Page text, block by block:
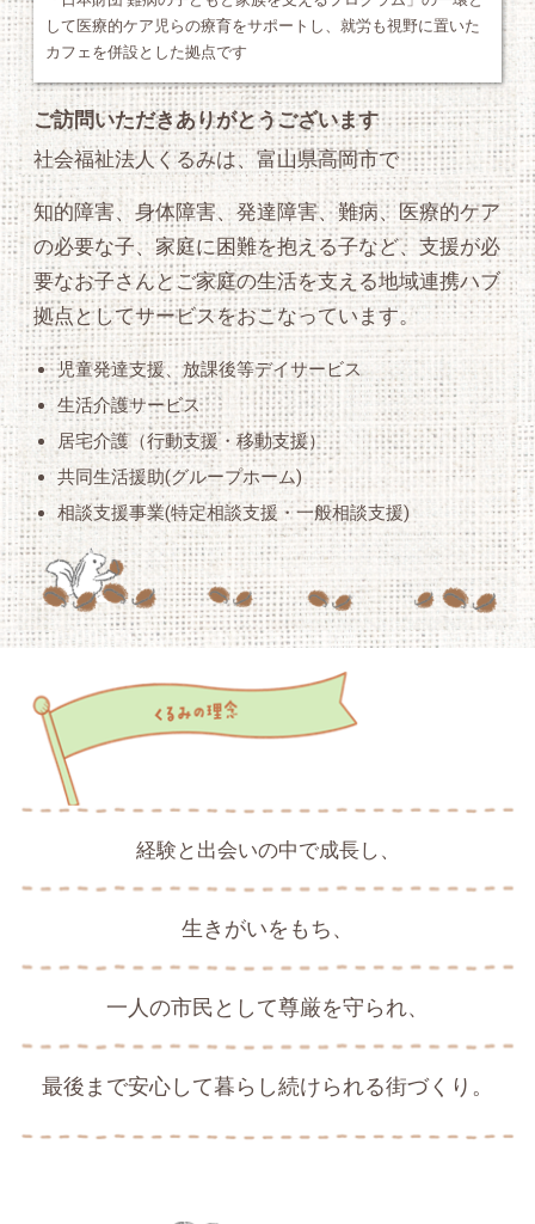
して医療的ケア児らの療育をサポートし、就労も視野に置いた
カフェを併設とした拠点です
ご訪問いただきありがとうございます
社会福祉法人くるみは、富山県高岡市で
知的障害、身体障害、発達障害、難病、医療的ケア
の必要な子、家庭に困難を抱える子など、支援が必
要なお子さんとご家庭の生活を支える地域連携ハブ
拠点としてサービスをおこなっています。
児童発達支援、放課後等デイサービス
生活介護サービス
居宅介護（行動支援・移動支援）
共同生活援助(グループホーム)
相談支援事業(特定相談支援・一般相談支援)
経験と出会いの中で成長し、
生きがいをもち、
一人の市民として尊厳を守られ、
最後まで安心して暮らし続けられる街づくり。